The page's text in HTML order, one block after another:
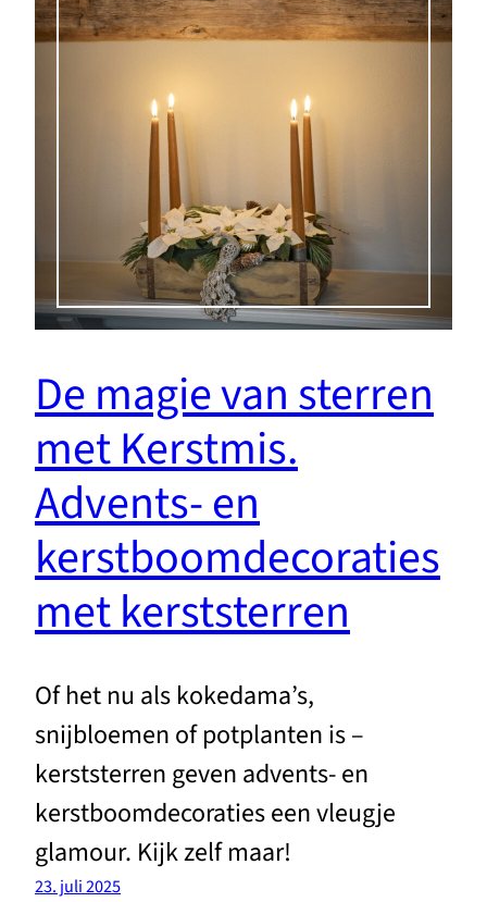
De magie van sterren
met Kerstmis.
Advents- en
kerstboomdecoraties
met kerststerren
Of het nu als kokedama’s,
snijbloemen of potplanten is –
kerststerren geven advents- en
kerstboomdecoraties een vleugje
glamour. Kijk zelf maar!
23. juli 2025